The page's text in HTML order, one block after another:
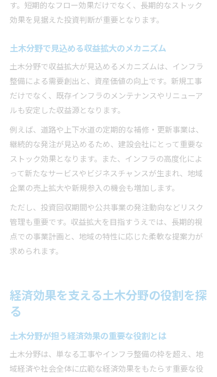
す。短期的なフロー効果だけでなく、長期的なストック
効果を見据えた投資判断が重要となります。
土木分野で見込める収益拡大のメカニズム
土木分野で収益拡大が見込めるメカニズムは、インフラ
整備による需要創出と、資産価値の向上です。新規工事
だけでなく、既存インフラのメンテナンスやリニューア
ルも安定した収益源となります。
例えば、道路や上下水道の定期的な補修・更新事業は、
継続的な発注が見込めるため、建設会社にとって重要な
ストック効果となります。また、インフラの高度化によ
って新たなサービスやビジネスチャンスが生まれ、地域
企業の売上拡大や新規参入の機会も増加します。
ただし、投資回収期間や公共事業の発注動向などリスク
管理も重要です。収益拡大を目指すうえでは、長期的視
点での事業計画と、地域の特性に応じた柔軟な提案力が
求められます。
経済効果を支える土木分野の役割を探
る
土木分野が担う経済効果の重要な役割とは
土木分野は、単なる工事やインフラ整備の枠を超え、地
域経済や社会全体に広範な経済効果をもたらす重要な役